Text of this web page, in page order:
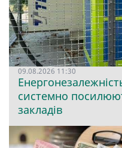
09.08.2026 11:30
системно
закладів